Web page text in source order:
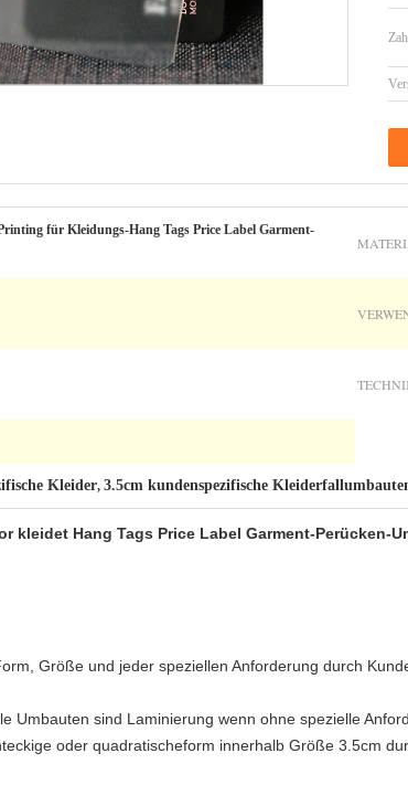
für Kleidungs-Hang Tags Price Label Garment-
Kleider, 3.5cm kundenspezifische
kleidet Hang Tags Price Label Garment-Perücken-
Größe und jeder speziellen Anforderung durch
Umbauten sind Laminierung wenn ohne spezielle
oder quadratischeform innerhalb Größe 3.5cm